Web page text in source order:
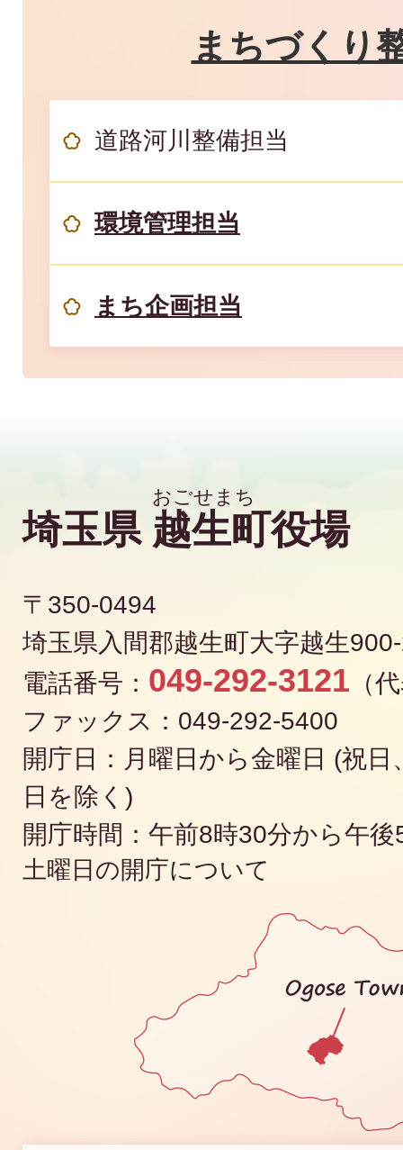
まちづくり
道路河川整備担当
環境管理担当
まち企画担当
埼玉県 越生町役場
〒350-0494
埼玉県入間郡越生町大字越生
電話番号： 049-292-3121 （
ファックス：049-292-5400
開庁日：月曜日から金曜日 (祝
日を除く)
開庁時間：午前8時30分から午
土曜日の開庁について